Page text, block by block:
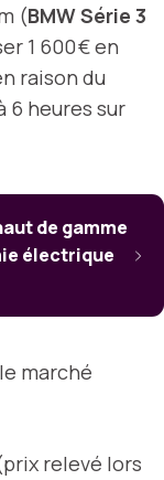
(BMW Série 3
1 600 € en
raison du
6 heures sur
de gamme
électrique
marché
relevé lors